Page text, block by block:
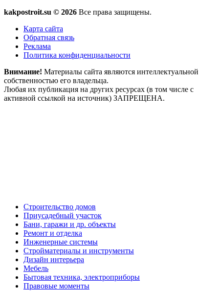
kakpostroit.su © 2026 Все права защищены.
Карта сайта
Обратная связь
Реклама
Политика конфиденциальности
Внимание! Материалы сайта являются интеллектуальной
собственностью его владельца.
Любая их публикация на других ресурсах (в том числе с
активной ссылкой на источник) ЗАПРЕЩЕНА.
Строительство домов
Приусадебный участок
Бани, гаражи и др. объекты
Ремонт и отделка
Инженерные системы
Стройматериалы и инструменты
Дизайн интерьера
Мебель
Бытовая техника, электроприборы
Правовые моменты